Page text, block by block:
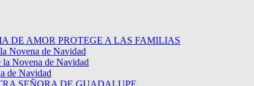
DE AMOR PROTEGE A LAS FAMILIAS
Novena de Navidad
la Novena de Navidad
de Navidad